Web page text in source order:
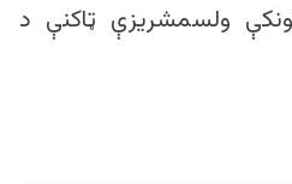
ولسمشریزې ټاکنې د